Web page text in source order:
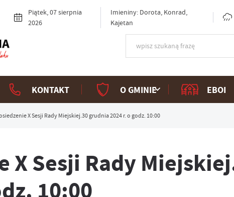
Piątek, 07 sierpnia
2026
Imieniny: Dorota, Konrad,
Kajetan
KONTAKT O GMINIE EBOI
X Sesji Rady Miejskiej.30 grudnia 2024 r. o godz. 10:00
X Sesji Rady
10:00